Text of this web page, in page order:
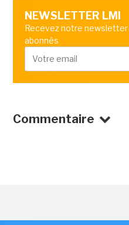
NEWSLETTER LMI
Recevez notre
abonnés
Commentaire